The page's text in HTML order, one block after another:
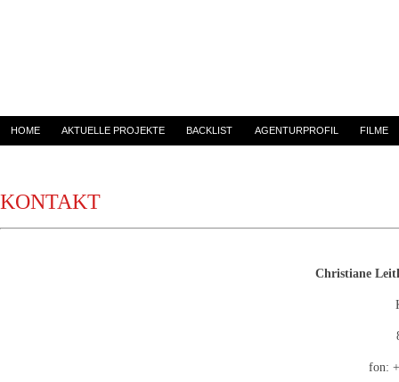
HOME AKTUELLE PROJEKTE BACKLIST AGENTURPROFIL FILME
KONTAKT
Christiane
fon: